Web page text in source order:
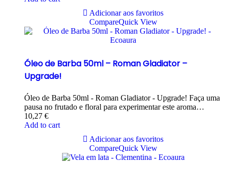
Adicionar aos favoritos
CompareQuick View
Óleo de Barba 50ml – Roman Gladiator –
Upgrade!
Óleo de Barba 50ml - Roman Gladiator - Upgrade! Faça uma
pausa no frutado e floral para experimentar este aroma…
10,27 €
Add to cart
Adicionar aos favoritos
CompareQuick View